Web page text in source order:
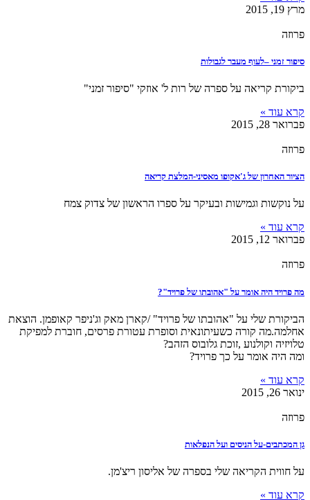
מרץ 19, 2015
פרוזה
סיפור זמני –לעוף מעבר לגבולות
ביקורת קריאה על ספרה של רות ל' אוזקי "סיפור זמני"
קרא עוד »
פברואר 28, 2015
פרוזה
הציור האחרון של ג'אקופו מאסיני-המלצת קריאה
על נוקשות וגמישות ובעיקר על ספרו הראשון של צדוק צמח
קרא עוד »
פברואר 12, 2015
פרוזה
מה פרויד היה אומר על "אהובתו של פרויד"?
הביקורת שלי על "אהובתו של פרויד" /קארן מאק וג'ניפר קאופמן. הוצאת
אחלמה.מה קורה כשעיתונאית וסופרת עטורת פרסים, חוברת למפיקת
טלויזיה וקולנוע ,זוכת גלובוס הזהב?
ומה היה אומר על כך פרויד?
קרא עוד »
ינואר 26, 2015
פרוזה
גן המכתבים-על הניסים ועל הנפלאות
על חווית הקריאה שלי בספרה של אליסון ריצ'מן.
קרא עוד »